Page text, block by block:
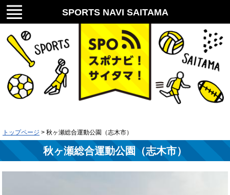
スポナビ！サイタマ！
メニ
ュー
SPORTS NAVI SAITAMA
トップページ > 秋ヶ瀬総合運動公園（志木市）
秋ヶ瀬総合運動公園（志木市）